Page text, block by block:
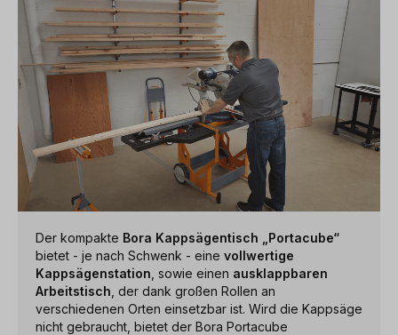
Der kompakte Bora Kappsägentisch „Portacube“
bietet - je nach Schwenk - eine vollwertige
Kappsägenstation , sowie einen ausklappbaren
Arbeitstisch , der dank großen Rollen an
verschiedenen Orten einsetzbar ist. Wird die Kappsäge
nicht gebraucht, bietet der Bora Portacube